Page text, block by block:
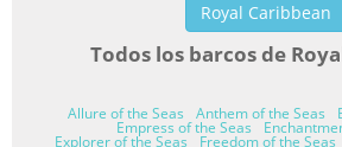
Royal Caribbean
Todos los barcos de
Allure of the Seas Anthem of the Seas
Empress of the Seas
Explorer of the Seas Freedom of the Seas